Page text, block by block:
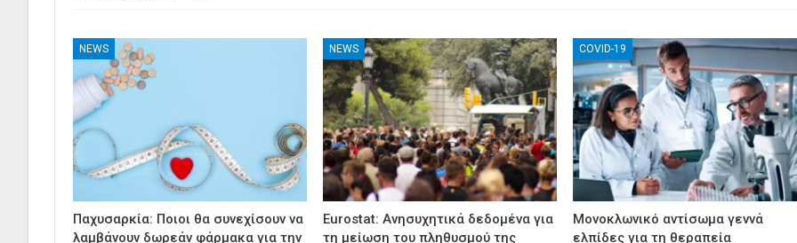
NEWS
Παχυσαρκία: Ποιοι θα συνεχίσουν να
λαμβάνουν δωρεάν φάρμακα για την
NEWS
Eurostat: Ανησυχητικά δεδομένα για
τη μείωση του πληθυσμού της
COVID-19
Μονοκλωνικό αντίσωμα γεννά
ελπίδες για τη θεραπεία